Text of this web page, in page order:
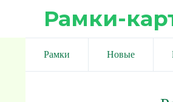
Рамки-
Рамки Новые